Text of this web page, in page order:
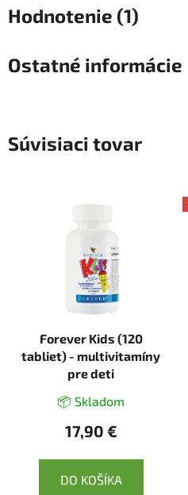
Hodnotenie (1)
Ostatné informácie
Súvisiaci tovar
Forever Kids (120
tabliet) - multivitamíny
pre deti
📦 Skladom
17,90 €
DO KOŠÍKA